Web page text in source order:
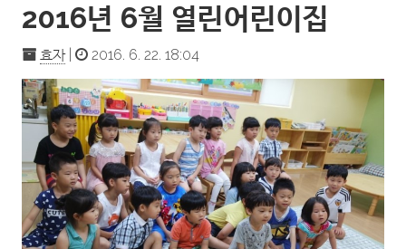
2016년 6월 열린어린이집
효자| 2016. 6. 22. 18:04